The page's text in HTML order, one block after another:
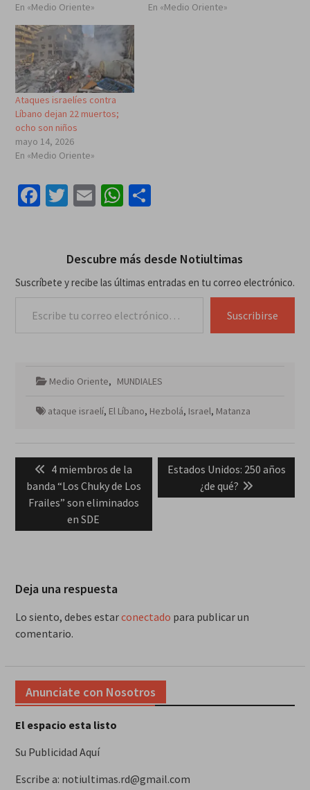
En «Medio Oriente» En «Medio Oriente»
Ataques israelíes contra
Líbano dejan 22 muertos;
ocho son niños
mayo 14, 2026
En «Medio Oriente»
Facebook
Twitter
EmailWhatsApp
Compartir
Descubre más desde Notiultimas
Suscríbete y recibe las últimas entradas en tu correo electrónico.
Suscribirse
Medio Oriente, MUNDIALES
ataque israelí, El Líbano, Hezbolá, Israel, Matanza
entradas
Previous
post:
4 miembros de la
banda “Los Chuky de Los
Frailes” son eliminados
en SDE
Next
Estados Unidos: 250 años
¿de qué?
Deja una respuesta
Lo siento, debes estarconectado para publicar un
comentario.
Anunciate con Nosotros
El espacio esta listo
Su Publicidad Aquí
Escribe a: notiultimas.rd@gmail.com